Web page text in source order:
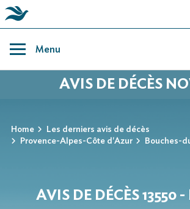
content
Menu
AVIS DE DÉCÈS
Home
Les derniers avis de décès
Provence-Alpes-Côte d'Azur
Bouches-
AVIS DE DÉCÈS 13550